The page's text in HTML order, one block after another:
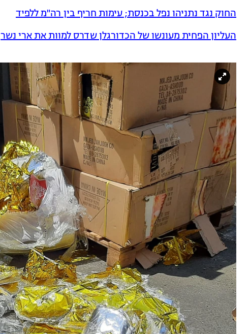
החוק נגד נתניהו נפל בכנסת; עימות חריף בין רה"מ ללפיד
העליון הפחית מעונשו של הכדורגלן שדרס למוות את ארי נשר